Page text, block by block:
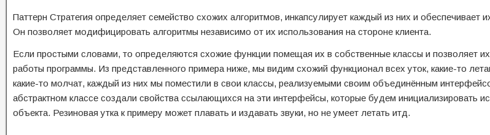
Паттерн Стратегия определяет семейство схожих алгоритмов, инкапсулирует каждый из них и обеспечивает
Он позволяет модифицировать алгоритмы независимо от их использования на стороне клиента.
Если простыми словами, то определяются схожие функции помещая их в собственные классы и позволяет
работы программы. Из представленного примера ниже, мы видим схожий функционал всех уток, какие-то
какие-то молчат, каждый из них мы поместили в свои классы, реализуемыми своим объединённым
абстрактном классе создали свойства ссылающихся на эти интерфейсы, которые будем инициализировать
объекта. Резиновая утка к примеру может плавать и издавать звуки, но не умеет летать итд.